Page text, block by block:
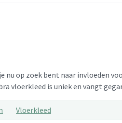
nu op zoek bent naar invloeden
vloerkleed is uniek en vangt
Vloerkleed